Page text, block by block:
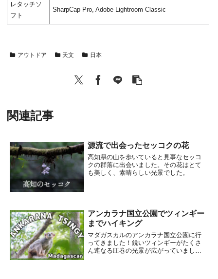
レタッチソ
フト
SharpCap Pro, Adobe Lightroom Classic
アウトドア 天文 日本
関連記事
源流で出会ったセッコクの花
高知県の山を歩いていると見事なセッコ
クの群落に出会いました。その花はとて
も美しく、素晴らしい光景でした。
アンカラナ国立公園でツィンギー
までハイキング
マダガスカルのアンカラナ国立公園に行
ってきました！鋭いツィンギーがたくさ
ん連なる圧巻の光景が広がっていまし